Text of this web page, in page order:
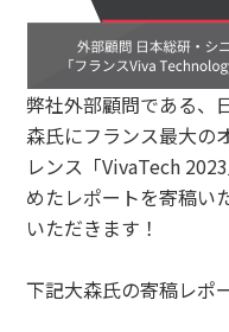
弊社外部顧問である、
森氏にフランス最大の
レンス「VivaTech
めたレポートを寄稿い
いただきます！
下記大森氏の寄稿レポ